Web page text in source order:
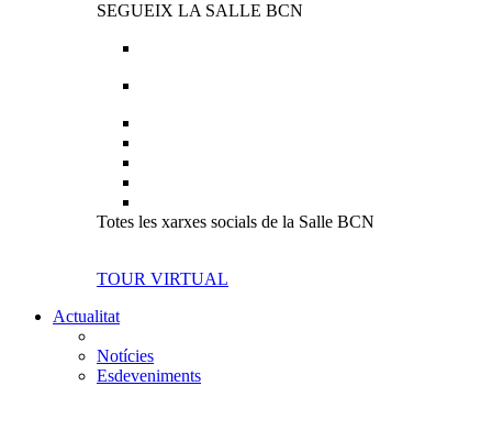
SEGUEIX LA SALLE BCN
Totes les xarxes socials de la Salle BCN
TOUR VIRTUAL
Actualitat
Notícies
Esdeveniments